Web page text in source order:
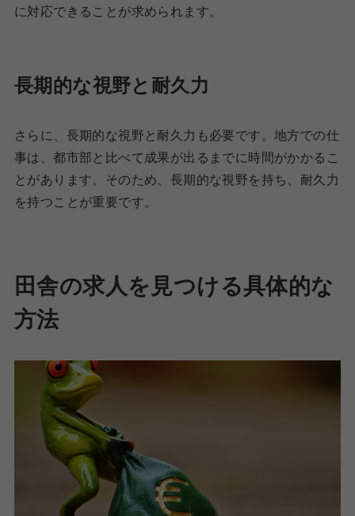
に対応できることが求められます。
長期的な視野と耐久力
さらに、長期的な視野と耐久力も必要です。地方での仕
事は、都市部と比べて成果が出るまでに時間がかかるこ
とがあります。そのため、長期的な視野を持ち、耐久力
を持つことが重要です。
田舎の求人を見つける具体的な
方法